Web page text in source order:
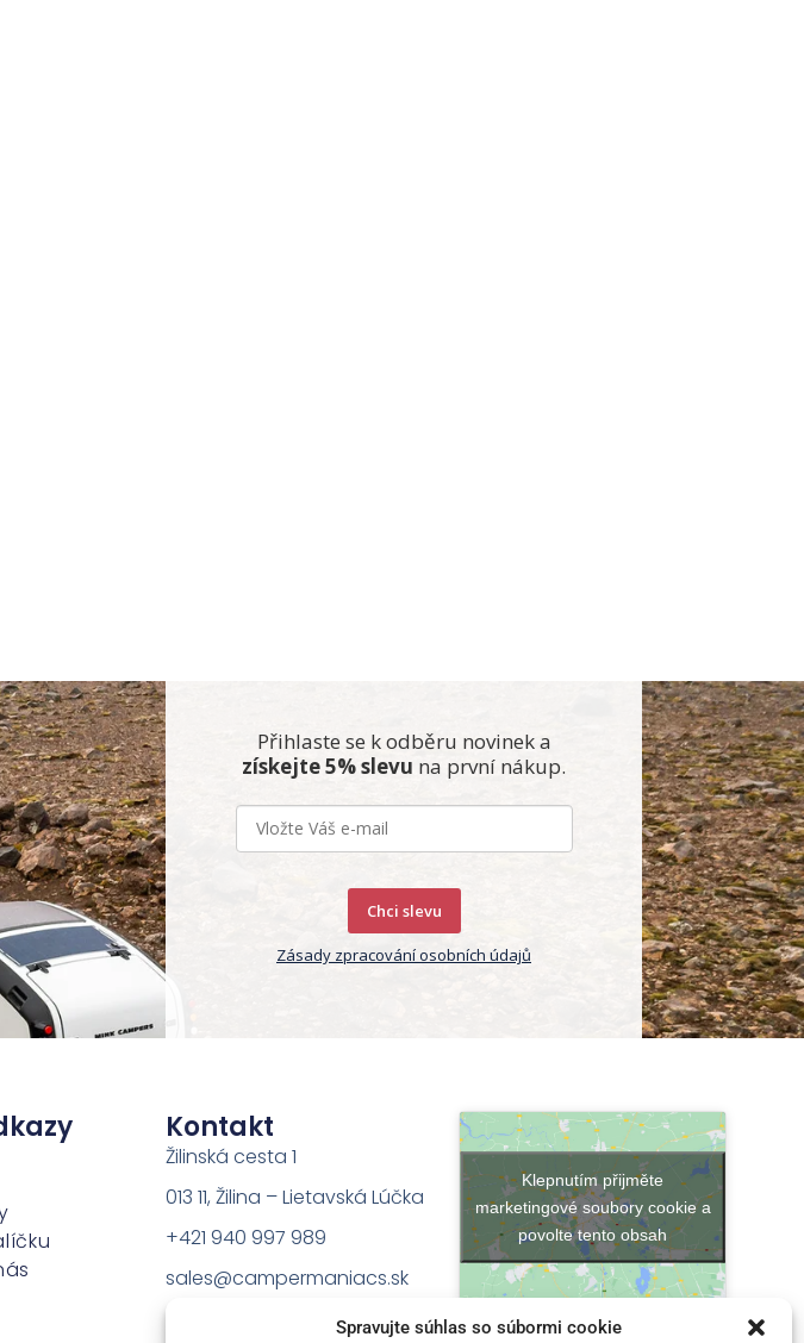
Spravujte súhlas so súbormi cookie
Přihlaste se k odběru novinek a
získejte 5% slevu na první nákup.
Chci slevu
Zásady zpracování osobních údajů
Kontakt
Žilinská cesta 1
013 11, Žilina – Lietavská Lúčka
+421 940 997 989
sales@campermaniacs.sk
Klepnutím přijměte
marketingové soubory cookie a
povolte tento obsah